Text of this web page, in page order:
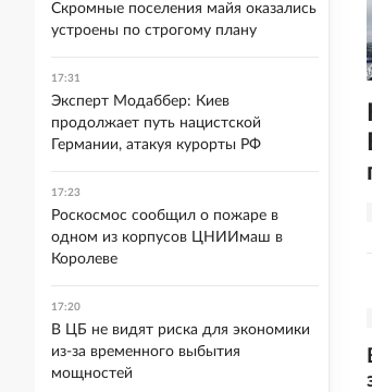
Скромные поселения майя оказались
устроены по строгому плану
17:31
Эксперт Модаббер: Киев
продолжает путь нацистской
Германии, атакуя курорты РФ
17:23
Роскосмос сообщил о пожаре в
одном из корпусов ЦНИИмаш в
Королеве
17:20
В ЦБ не видят риска для экономики
из-за временного выбытия
мощностей